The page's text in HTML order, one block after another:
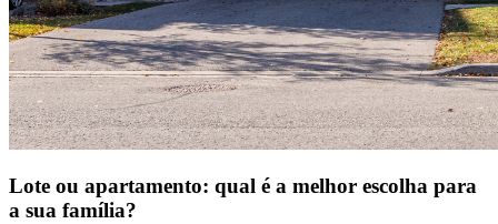
Lote ou apartamento: qual é a melhor escolha para
a sua família?